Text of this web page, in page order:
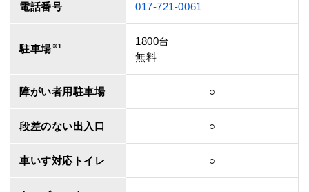
電話番号 017-721-0061
駐車場※1
1800台
無料
障がい者用駐車場 ○
段差のない出入口 ○
車いす対応トイレ ○